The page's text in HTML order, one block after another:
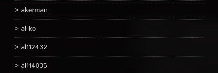
akerman
al-ko
al112432
al114035